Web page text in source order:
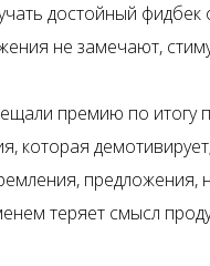
достойный фидбек
не замечают,
премию по итогу
которая демотивирует;
предложения,
теряет смысл